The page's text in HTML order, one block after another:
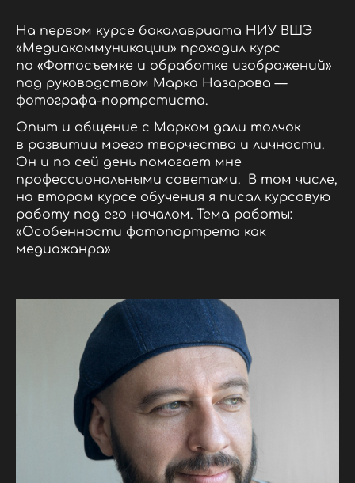
На первом курсе бакалавриата НИУ ВШЭ
«Медиакоммуникации» проходил курс
по «Фотосъемке и обработке изображений»
под руководством Марка Назарова —
фотографа-портретиста.
Опыт и общение с Марком дали толчок
в развитии моего творчества и личности.
Он и по сей день помогает мне
профессиональными советами. В том числе,
на втором курсе обучения я писал курсовую
работу под его началом. Тема работы:
«Особенности фотопортрета как
медиажанра»